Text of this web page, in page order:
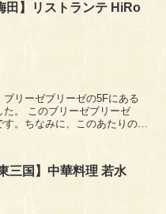
田】リストランテ HiRo
ブリーゼブリーゼの5Fにある
リーゼ
。ちなみに、このあたりの区
三国】中華料理 若水